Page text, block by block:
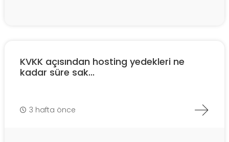
KVKK açısından hosting yedekleri ne
kadar süre sak...
3 hafta önce